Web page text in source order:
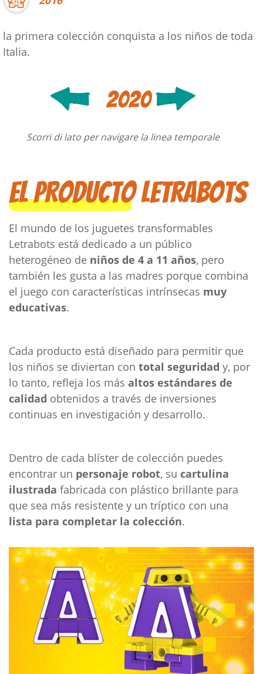
la primera colección conquista a los niños de toda
Italia.
2020
Scorri di lato per navigare la linea temporale
El producto Letrabots
El mundo de los juguetes transformables
Letrabots está dedicado a un público
heterogéneo de niños de 4 a 11 años, pero
también les gusta a las madres porque combina
el juego con características intrínsecas muy
educativas.
Cada producto está diseñado para permitir que
los niños se diviertan con total seguridad y, por
lo tanto, refleja los más altos estándares de
calidad obtenidos a través de inversiones
continuas en investigación y desarrollo.
Dentro de cada blíster de colección puedes
encontrar un personaje robot, su cartulina
ilustrada fabricada con plástico brillante para
que sea más resistente y un tríptico con una
lista para completar la colección.